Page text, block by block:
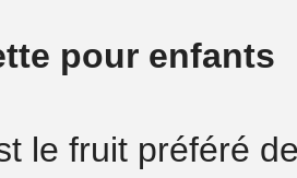
pour enfants
le fruit préféré